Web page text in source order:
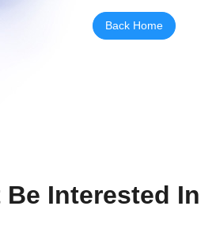
Back Home
Interested In